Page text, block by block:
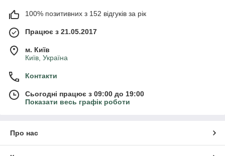
100% позитивних з 152 відгуків за рік
Працює з 21.05.2017
м. Київ
Київ, Україна
Контакти
Сьогодні працює з 09:00 до 19:00
Показати весь графік роботи
Про нас